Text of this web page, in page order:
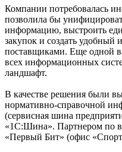
Компании потребовалась
позволила бы
информацию, выстроить
закупок и создать удобный
поставщиками. Еще одной
всех информационных
ландшафт.
В качестве решения были
нормативно-справочной
(сервисная шина
«1С:Шина». Партнером по
«Первый Бит» (офис